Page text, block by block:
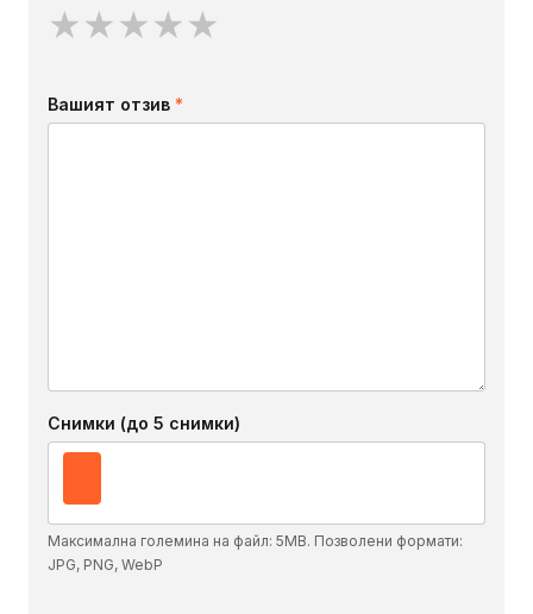
★★★★★
Вашият отзив *
Снимки (до 5 снимки)
Максимална големина на файл: 5MB. Позволени формати:
JPG, PNG, WebP